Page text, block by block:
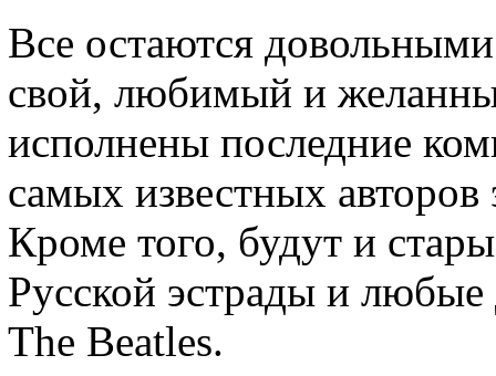
Все остаются
свой, любимый и
исполнены последние
самых известных
Кроме того, будут и
Русской эстрады и любые
The Beatles.